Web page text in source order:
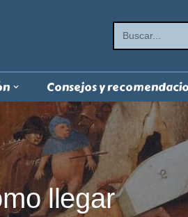
Consejos y
llegar